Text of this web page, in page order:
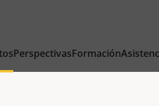
PerspectivasFormación